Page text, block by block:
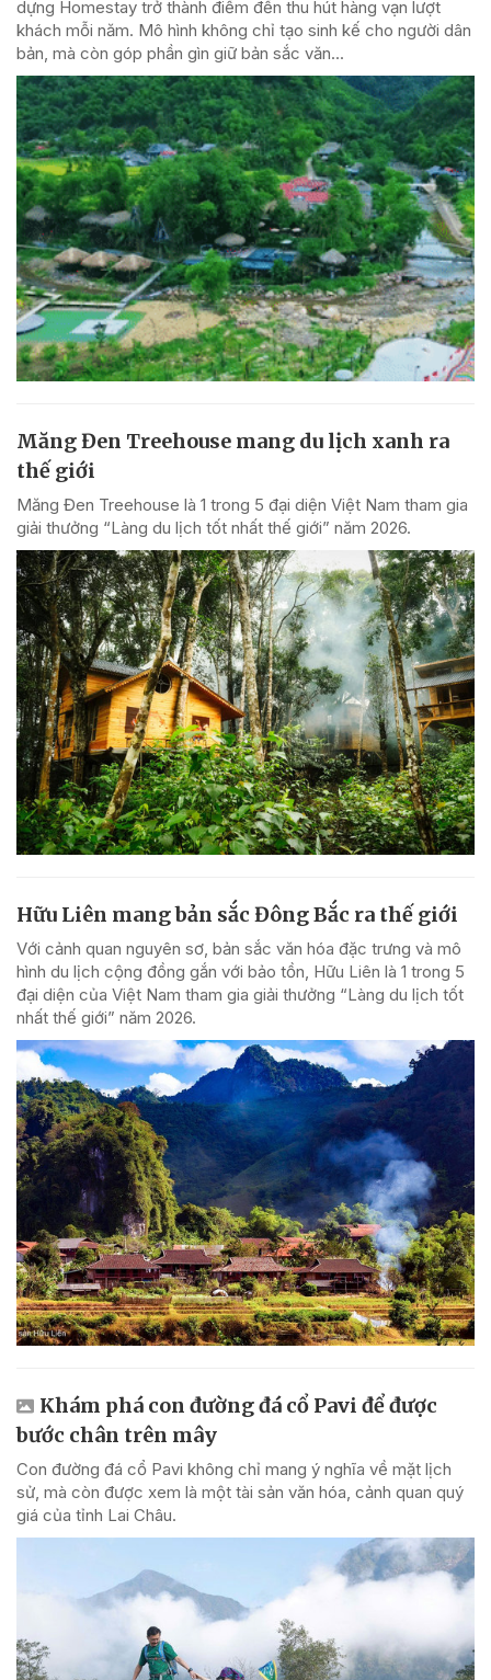
dựng Homestay trở thành điểm đến thu hút hàng vạn lượt
khách mỗi năm. Mô hình không chỉ tạo sinh kế cho người dân
bản, mà còn góp phần gìn giữ bản sắc văn...
Măng Đen Treehouse mang du lịch xanh ra
thế giới
Măng Đen Treehouse là 1 trong 5 đại diện Việt Nam tham gia
giải thưởng “Làng du lịch tốt nhất thế giới” năm 2026.
Hữu Liên mang bản sắc Đông Bắc ra thế giới
Với cảnh quan nguyên sơ, bản sắc văn hóa đặc trưng và mô
hình du lịch cộng đồng gắn với bảo tồn, Hữu Liên là 1 trong 5
đại diện của Việt Nam tham gia giải thưởng “Làng du lịch tốt
nhất thế giới” năm 2026.
Khám phá con đường đá cổ Pavi để được
bước chân trên mây
Con đường đá cổ Pavi không chỉ mang ý nghĩa về mặt lịch
sử, mà còn được xem là một tài sản văn hóa, cảnh quan quý
giá của tỉnh Lai Châu.